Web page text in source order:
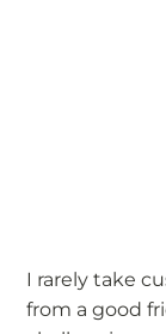
I rarely take
from a good